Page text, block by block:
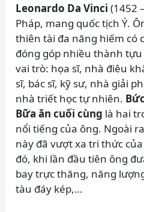
Leonardo Da Vinci (1452
Pháp, mang quốc tịch Ý.
thiên tài đa năng hiếm có
đóng góp nhiều thành
vai trò: họa sĩ, nhà điêu
sĩ, bác sĩ, kỹ sư, nhà giải
nhà triết học tự nhiên.
Bữa ăn cuối cùng là hai
nổi tiếng của ông. Ngoài
này đã vượt xa tri thức
đó, khi lần đầu tiên ông
bay trực thăng, năng
tàu đáy kép,…